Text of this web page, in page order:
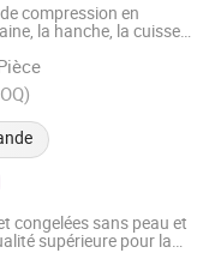
compression en
la hanche, la cuisse,
congelées sans peau et
supérieure pour la